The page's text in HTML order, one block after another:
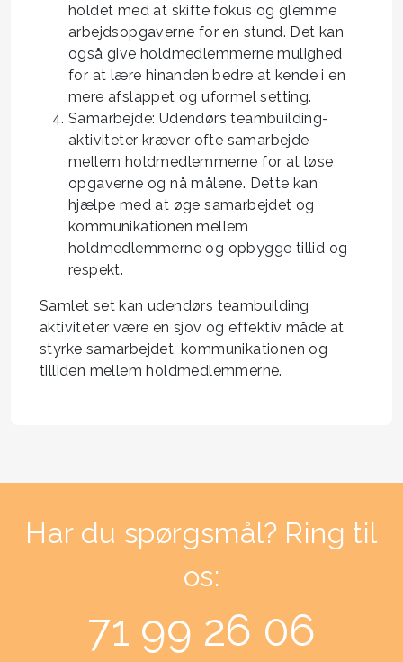
holdet med at skifte fokus og glemme
arbejdsopgaverne for en stund. Det kan
også give holdmedlemmerne mulighed
for at lære hinanden bedre at kende i en
mere afslappet og uformel setting.
Samarbejde: Udendørs teambuilding-
aktiviteter kræver ofte samarbejde
mellem holdmedlemmerne for at løse
opgaverne og nå målene. Dette kan
hjælpe med at øge samarbejdet og
kommunikationen mellem
holdmedlemmerne og opbygge tillid og
respekt.
Samlet set kan udendørs teambuilding
aktiviteter være en sjov og effektiv måde at
styrke samarbejdet, kommunikationen og
tilliden mellem holdmedlemmerne.
Har du spørgsmål? Ring til
os:
71 99 26 06